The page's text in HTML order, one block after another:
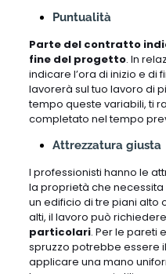
Puntualità
Parte del contratto
fine del progetto. In
indicare l’ora di inizio e di
lavorerà sul tuo lavoro di
tempo queste variabili, ti
completato nel tempo
Attrezzatura giusta
I professionisti hanno le
la proprietà che
un edificio di tre piani alto
alti, il lavoro può richiedere
particolari. Per le pareti
spruzzo potrebbe essere
applicare una mano